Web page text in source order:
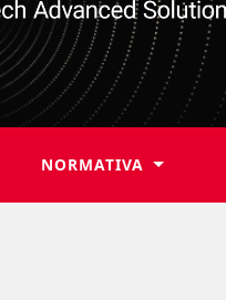
NORMATIVA